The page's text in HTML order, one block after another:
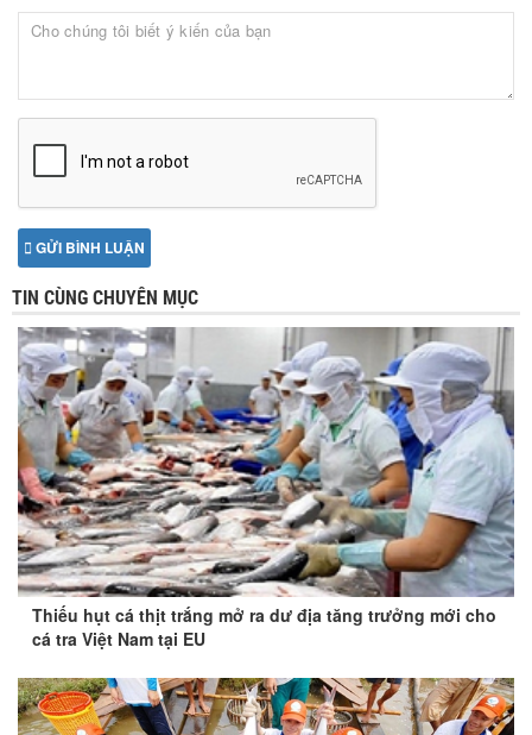
GỬI BÌNH LUẬN
TIN CÙNG CHUYÊN MỤC
Thiếu hụt cá thịt trắng mở ra dư địa tăng trưởng mới cho
cá tra Việt Nam tại EU